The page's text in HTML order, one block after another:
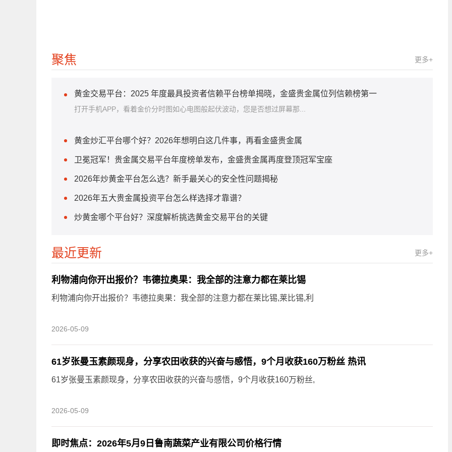
聚焦 更多+
黄金交易平台：2025 年度最具投资者信赖平台榜单揭晓，金盛贵金属位列信赖榜第一
打开手机APP，看着金价分时图如心电图般起伏波动，您是否想过屏幕那...
黄金炒汇平台哪个好？2026年想明白这几件事，再看金盛贵金属
卫冕冠军！贵金属交易平台年度榜单发布，金盛贵金属再度登顶冠军宝座
2026年炒黄金平台怎么选？新手最关心的安全性问题揭秘
2026年五大贵金属投资平台怎么样选择才靠谱？
炒黄金哪个平台好？深度解析挑选黄金交易平台的关键
最近更新 更多+
利物浦向你开出报价？韦德拉奥果：我全部的注意力都在莱比锡
利物浦向你开出报价？韦德拉奥果：我全部的注意力都在莱比锡,莱比锡,利
2026-05-09
61岁张曼玉素颜现身，分享农田收获的兴奋与感悟，9个月收获160万粉丝 热讯
61岁张曼玉素颜现身，分享农田收获的兴奋与感悟，9个月收获160万粉丝,
2026-05-09
即时焦点：2026年5月9日鲁南蔬菜产业有限公司价格行情